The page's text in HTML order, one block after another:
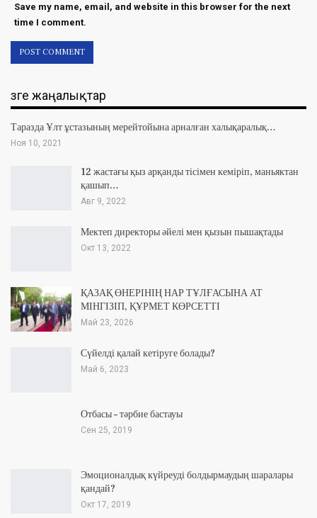
Save my name, email, and website in this browser for the next
time I comment.
Өзге жаңалықтар
Таразда Ұлт ұстазының мерейтойына арналған халықаралық…
Ноя 10, 2021
12 жастағы қыз арқанды тісімен кеміріп, маньяктан
қашып…
Авг 9, 2022
Мектеп директоры әйелі мен қызын пышақтады
Окт 13, 2022
ҚАЗАҚ ӨНЕРІНІҢ НАР ТҰЛҒАСЫНА АТ
МІНГІЗІП, ҚҰРМЕТ КӨРСЕТТІ
Май 23, 2026
Сүйелді қалай кетіруге болады?
Май 6, 2023
Отбасы – тәрбие бастауы
Сен 25, 2019
Эмоционалдық күйреуді болдырмаудың шаралары
қандай?
Окт 17, 2019